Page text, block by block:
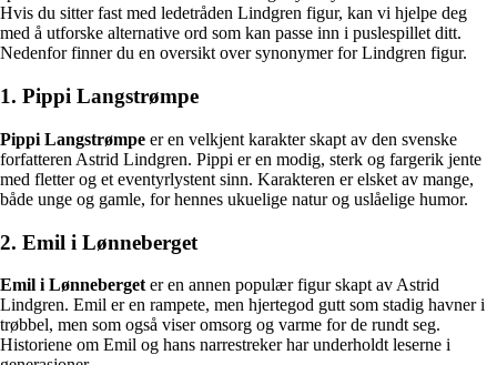
Hvis du sitter fast med ledetråden Lindgren figur, kan vi hjelpe deg
med å utforske alternative ord som kan passe inn i puslespillet ditt.
Nedenfor finner du en oversikt over synonymer for Lindgren figur.
1. Pippi Langstrømpe
Pippi Langstrømpe er en velkjent karakter skapt av den svenske
forfatteren Astrid Lindgren. Pippi er en modig, sterk og fargerik jente
med fletter og et eventyrlystent sinn. Karakteren er elsket av mange,
både unge og gamle, for hennes ukuelige natur og uslåelige humor.
2. Emil i Lønneberget
Emil i Lønneberget er en annen populær figur skapt av Astrid
Lindgren. Emil er en rampete, men hjertegod gutt som stadig havner i
trøbbel, men som også viser omsorg og varme for de rundt seg.
Historiene om Emil og hans narrestreker har underholdt leserne i